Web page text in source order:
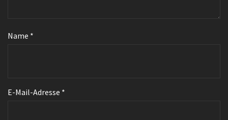
Name *
E-Mail-Adresse *